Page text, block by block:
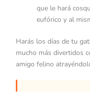
que le hará
eufórico y al
Harás los días de tu
mucho más divertidos
amigo felino